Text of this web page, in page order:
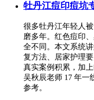
牡丹江痘印痘坑
很多牡丹江年轻人
磨多年。红色痘印
全不同。本文系统
复方法、居家护理
真实案例积累，加
吴秋辰老师 17 年一
参考。